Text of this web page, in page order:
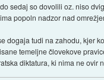
sedaj so dovolili oz. niso
popoln nadzor nad
dogaja tudi na zahodu, kjer
temeljne človekove
diktatura, ki nima ne ovir